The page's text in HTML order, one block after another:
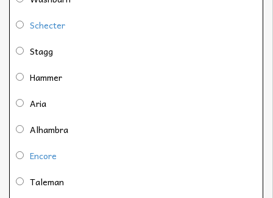
Schecter
Stagg
Hammer
Aria
Alhambra
Encore
Taleman